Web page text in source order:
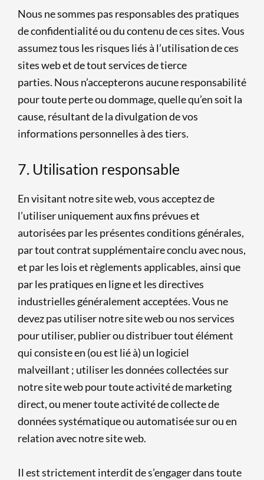
Nous ne sommes pas responsables des pratiques
de confidentialité ou du contenu de ces sites. Vous
assumez tous les risques liés à l’utilisation de ces
sites web et de tout services de tierce
parties. Nous n’accepterons aucune responsabilité
pour toute perte ou dommage, quelle qu’en soit la
cause, résultant de la divulgation de vos
informations personnelles à des tiers.
7. Utilisation responsable
En visitant notre site web, vous acceptez de
l’utiliser uniquement aux fins prévues et
autorisées par les présentes conditions générales,
par tout contrat supplémentaire conclu avec nous,
et par les lois et règlements applicables, ainsi que
par les pratiques en ligne et les directives
industrielles généralement acceptées. Vous ne
devez pas utiliser notre site web ou nos services
pour utiliser, publier ou distribuer tout élément
qui consiste en (ou est lié à) un logiciel
malveillant ; utiliser les données collectées sur
notre site web pour toute activité de marketing
direct, ou mener toute activité de collecte de
données systématique ou automatisée sur ou en
relation avec notre site web.
Il est strictement interdit de s’engager dans toute